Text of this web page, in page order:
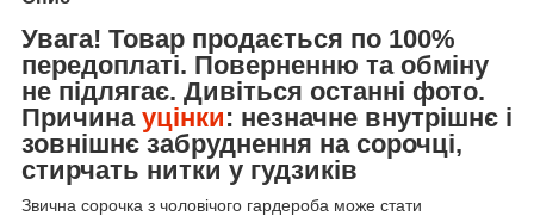
Увага! Товар продається по 100%
передоплаті. Поверненню та обміну
не підлягає. Дивіться останні фото.
Причина уцінки: незначне внутрішнє і
зовнішнє забруднення на сорочці,
стирчать нитки у гудзиків
Звична сорочка з чоловічого гардероба може стати